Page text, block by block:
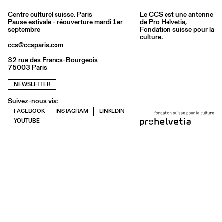
Centre culturel suisse. Paris
Pause estivale - réouverture mardi 1er
septembre
ccs@ccsparis.com
32 rue des Francs-Bourgeois
75003 Paris
NEWSLETTER
Suivez-nous via:
FACEBOOK INSTAGRAM
LINKEDIN
YOUTUBE
Le CCS est une antenne
de Pro Helvetia,
Fondation suisse pour la
culture.